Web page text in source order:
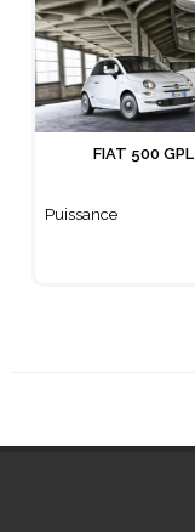
FIAT 500 GPL
Puissance